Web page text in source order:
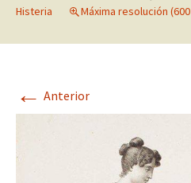
Histeria
Máxima resolución (600
← Anterior